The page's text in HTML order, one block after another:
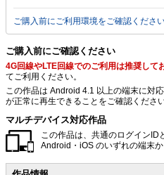
ご購入前にご利用環境をご確認くださ
ご購入前にご確認ください
4G回線やLTE回線でのご利用は推奨して
てご利用ください。
この作品は Android 4.1 以上の端末に対
が正常に再生できることをご確認ください
マルチデバイス対応作品
この作品は、共通のログインID
Android・iOS のいずれの端末